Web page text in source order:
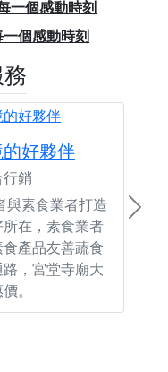
個感動時刻
好夥伴
銷
與素食業者打造
在，素食業者
產品友善蔬食
，宮堂寺廟大
。
Next